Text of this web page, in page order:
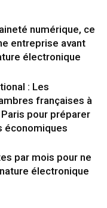
numérique, ce
entreprise avant
électronique
: Les
françaises à
pour préparer
économiques
par mois pour ne
électronique